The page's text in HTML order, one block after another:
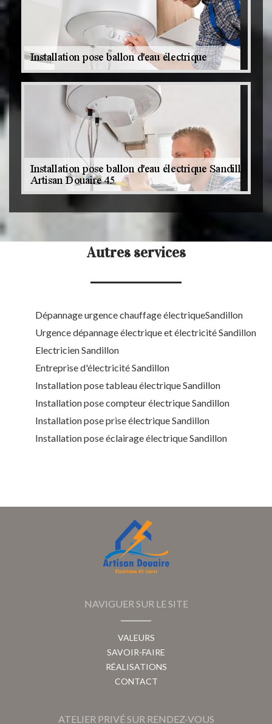
Autres services
Dépannage urgence chauffage électriqueSandillon
Urgence dépannage électrique et électricité Sandillon
Electricien Sandillon
Entreprise d'électricité Sandillon
Installation pose tableau électrique Sandillon
Installation pose compteur électrique Sandillon
Installation pose prise électrique Sandillon
Installation pose éclairage électrique Sandillon
NAVIGUER SUR LE SITE
VALEURS
SAVOIR-FAIRE
RÉALISATIONS
CONTACT
ATELIER PRIVÉ SUR RENDEZ-VOUS